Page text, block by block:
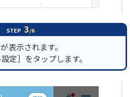
STEP 3/6
表示されます。
設定］をタップします。